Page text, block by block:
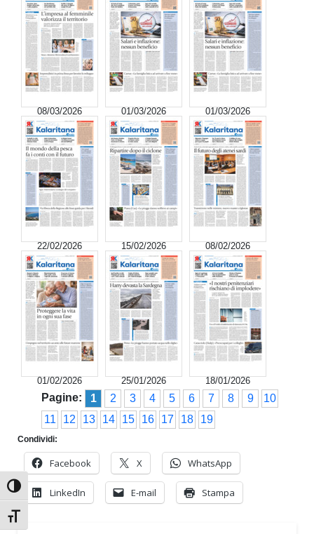
Attiva/disattiva alto contrasto
Attiva/disattiva dimensione testo
08/03/2026 01/03/2026 01/03/2026
22/02/2026 15/02/2026 08/02/2026
01/02/2026 25/01/2026 18/01/2026
Pagine: 1 2 3 4 5 6 7 8 9
10
11
12 13 14 15 16 17 18 19
Condividi:
Facebook X WhatsApp
LinkedIn E-mail Stampa